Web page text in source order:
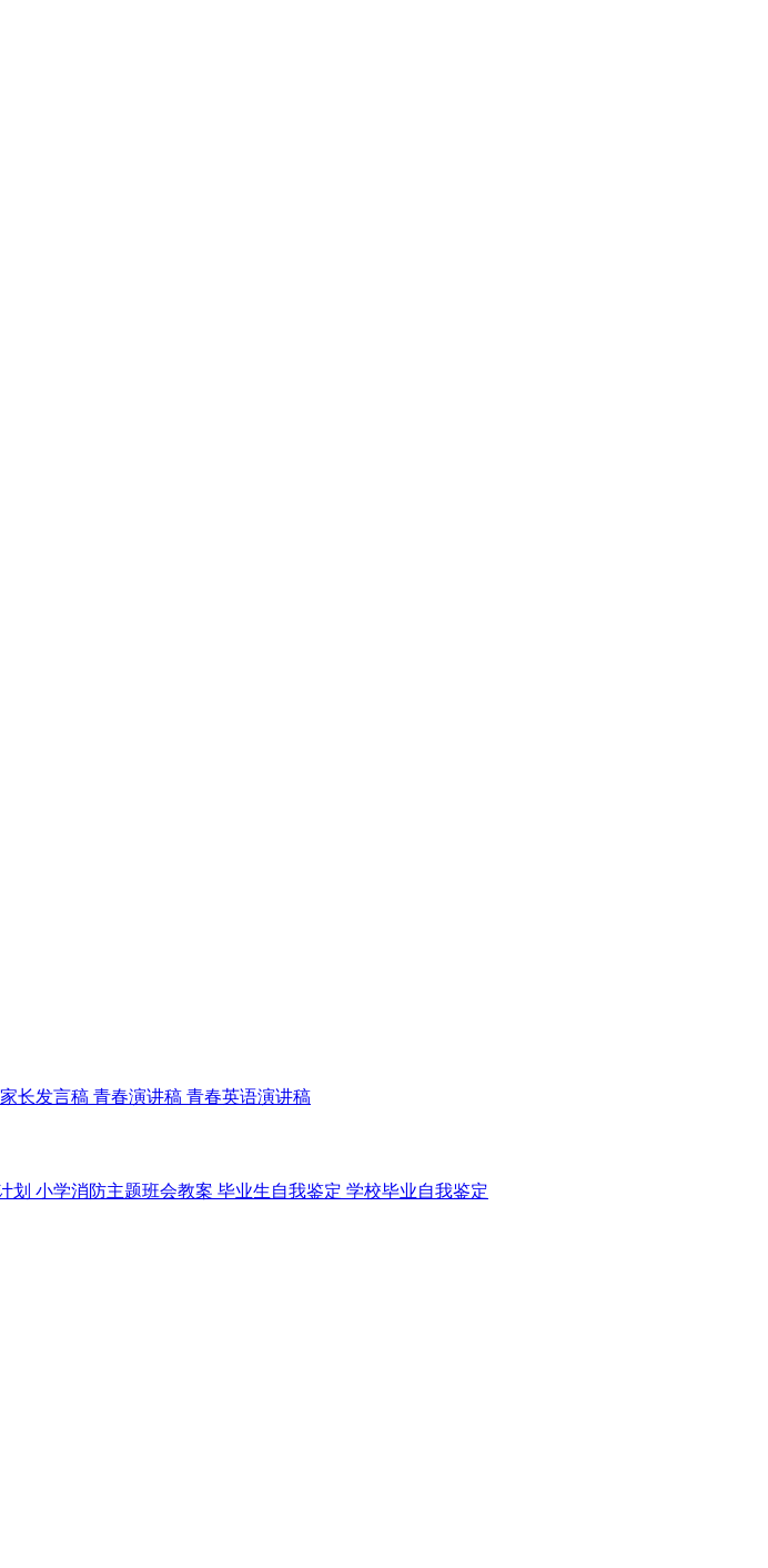
长发言稿 青春演讲稿 青春英语演讲稿
划 小学消防主题班会教案 毕业生自我鉴定 学校毕业自我鉴定